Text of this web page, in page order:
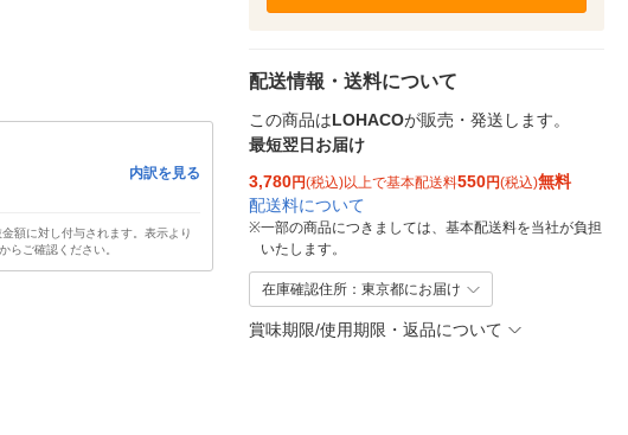
内訳を見る
額に対し付与されます。表示より
らご確認ください。
配送情報・送料について
この商品はLOHACOが販売・発送します。
最短翌日お届け
3,780円(税込)以上で基本配送料550円(税込)無料
配送料について
※一部の商品につきましては、基本配送料を当社が負担
いたします。
在庫確認住所：東京都にお届け
賞味期限/使用期限・返品について